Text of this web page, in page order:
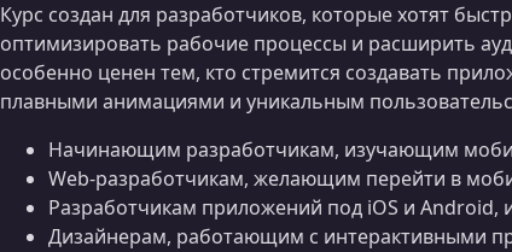
Курс создан для разработчиков, которые хотят
оптимизировать рабочие процессы и расширить
особенно ценен тем, кто стремится создавать
плавными анимациями и уникальным
Начинающим разработчикам, изучающим
Web-разработчикам, желающим перейти в
Разработчикам приложений под iOS и
Дизайнерам, работающим с интерактивными